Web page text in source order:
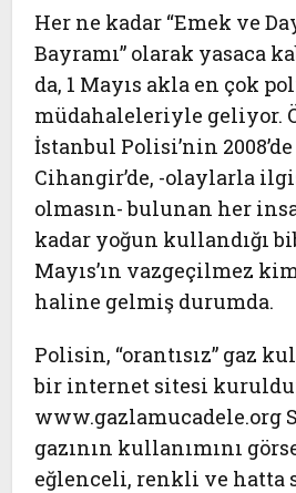
Her ne kadar “Emek ve
Bayramı” olarak yasaca
da, 1 Mayıs akla en çok
müdahaleleriyle geliyor.
İstanbul Polisi’nin
Cihangir’de, -olaylarla
olmasın- bulunan her
kadar yoğun kullandığı
Mayıs’ın vazgeçilmez
haline gelmiş durumda.
Polisin, “orantısız” gaz
bir internet sitesi
www.gazlamucadele.org
gazının kullanımını
eğlenceli, renkli ve hatta